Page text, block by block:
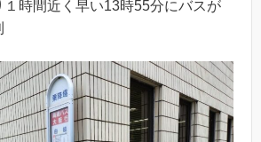
時間近く早い13時55分にバスが